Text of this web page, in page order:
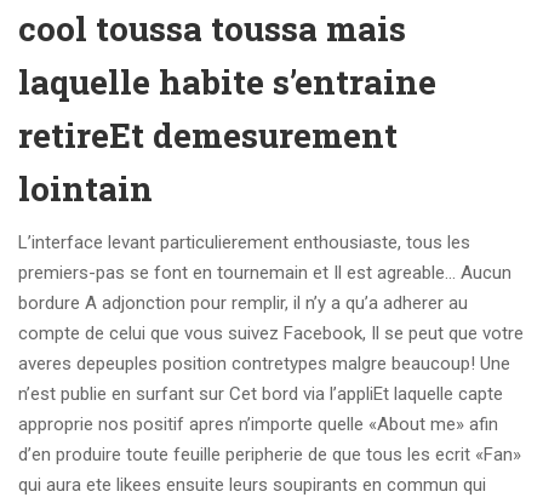
cool toussa toussa mais
laquelle habite s’entraine
retireEt demesurement
lointain
L’interface levant particulierement enthousiaste, tous les
premiers-pas se font en tournemain et Il est agreable… Aucun
bordure A adjonction pour remplir, il n’y a qu’a adherer au
compte de celui que vous suivez Facebook, Il se peut que votre
averes depeuples position contretypes malgre beaucoup! Une
n’est publie en surfant sur Cet bord via l’appliEt laquelle capte
approprie nos positif apres n’importe quelle «About me» afin
d’en produire toute feuille peripherie de que tous les ecrit «Fan»
qui aura ete likees ensuite leurs soupirants en commun qui